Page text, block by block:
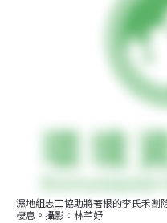
濕地組志工協助將著根的李氏禾割
棲息。攝影：林芊妤